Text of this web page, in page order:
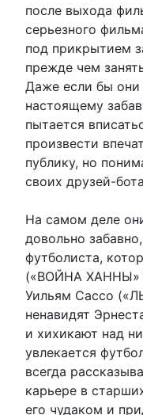
после выхода
серьезного
под прикрытием
прежде чем
Даже если бы они
настоящему
пытается
произвести
публику, но
своих друзей-
На самом деле
довольно
футболиста,
(«ВОЙНА ХАННЫ»
Уильям Сассо
ненавидят
и хихикают над
увлекается
всегда
карьере в
его чудаком и